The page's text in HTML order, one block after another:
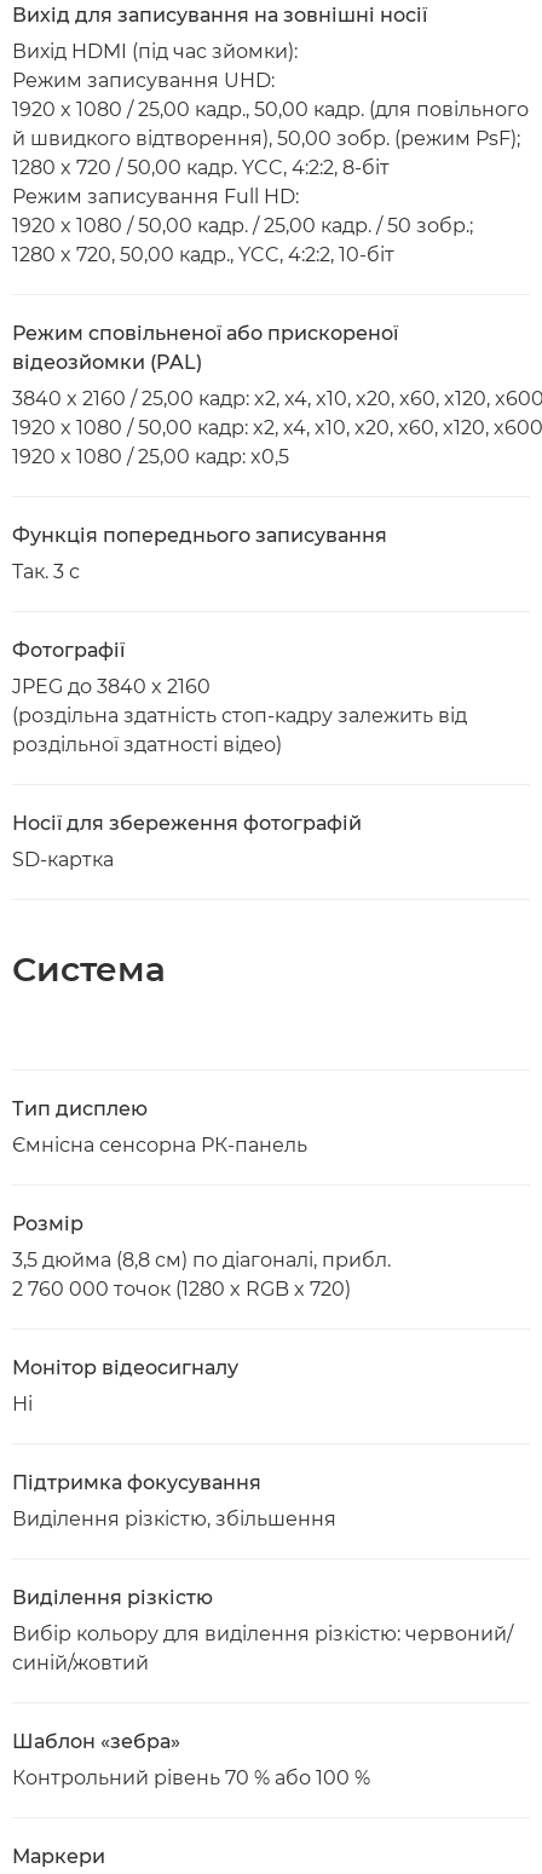
Вихід для записування на зовнішні носії
Вихід HDMI (під час зйомки):
Режим записування UHD:
1920 x 1080 / 25,00 кадр., 50,00 кадр. (для повільного
й швидкого відтворення), 50,00 зобр. (режим PsF);
1280 x 720 / 50,00 кадр. YCC, 4:2:2, 8-біт
Режим записування Full HD:
1920 x 1080 / 50,00 кадр. / 25,00 кадр. / 50 зобр.;
1280 x 720, 50,00 кадр., YCC, 4:2:2, 10-біт
Режим сповільненої або прискореної
відеозйомки (PAL)
3840 x 2160 / 25,00 кадр: x2, x4, x10, x20, x60, x120,
1920 x 1080 / 50,00 кадр: x2, x4, x10, x20, x60, x120,
1920 x 1080 / 25,00 кадр: x0,5
Функція попереднього записування
Так. 3 с
Фотографії
JPEG до 3840 x 2160
(роздільна здатність стоп-кадру залежить від
роздільної здатності відео)
Носії для збереження фотографій
SD-картка
Система
Тип дисплею
Ємнісна сенсорна РК-панель
Розмір
3,5 дюйма (8,8 см) по діагоналі, прибл.
2 760 000 точок (1280 x RGB x 720)
Монітор відеосигналу
Ні
Підтримка фокусування
Виділення різкістю, збільшення
Виділення різкістю
Вибір кольору для виділення різкістю: червоний/
синій/жовтий
Шаблон «зебра»
Контрольний рівень 70 % або 100 %
Маркери